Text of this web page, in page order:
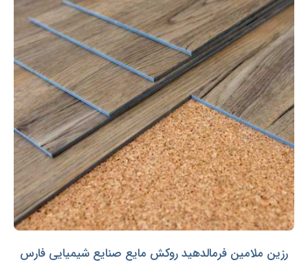
رزین ملامین فرمالدهید روکش مایع صنایع شیمیایی فارس